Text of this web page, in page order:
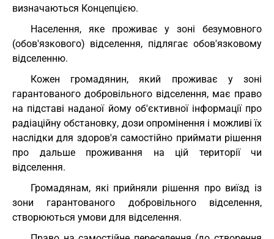
визначаються Концепцією.
Населення, яке проживає у зоні безумовного
(обов'язкового) відселення, підлягає обов'язковому
відселенню.
Кожен громадянин, який проживає у зоні
гарантованого добровільного відселення, має право
на підставі наданої йому об'єктивної інформації про
радіаційну обстановку, дози опромінення і можливі їх
наслідки для здоров'я самостійно приймати рішення
про дальше проживання на цій території чи
відселення.
Громадянам, які прийняли рішення про виїзд із
зони гарантованого добровільного відселення,
створюються умови для відселення.